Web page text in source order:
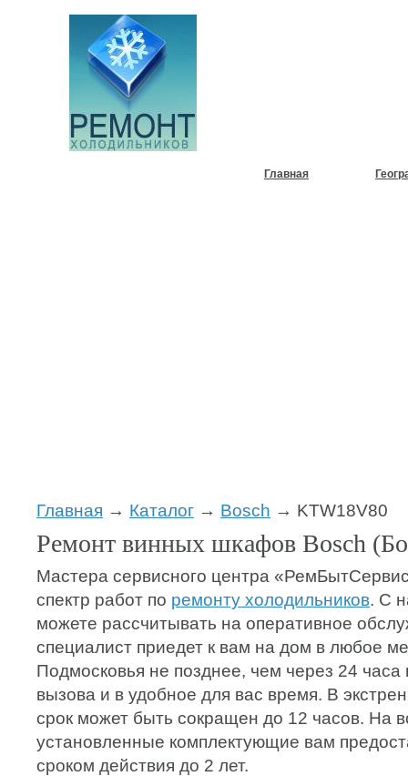
Главная
Главная → Каталог → Bosch → KTW18V80
Ремонт винных шкафов Bosch
Мастера сервисного центра
спектр работ по ремонту холодильников. С
можете рассчитывать на оперативное
специалист приедет к вам на дом в любое
Подмосковья не позднее, чем через 24 часа
вызова и в удобное для вас время. В
срок может быть сокращен до 12 часов. На
установленные комплектующие вам
сроком действия до 2 лет.